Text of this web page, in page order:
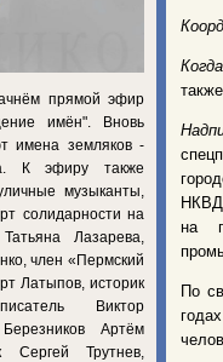
НКВД
на
По
прямой эфир
имён". Вновь
имена земляков -
К эфиру также
музыканты,
солидарности на
Лазарева,
член «Пермский
Латыпов, историк
Виктор
Артём
Сергей Трутнев,